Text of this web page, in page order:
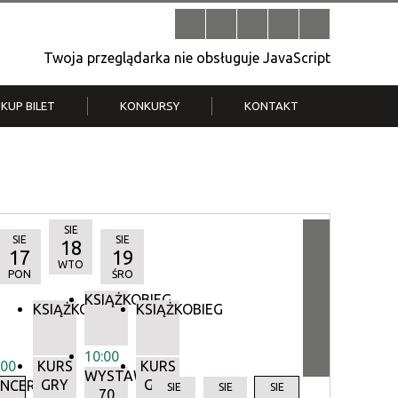
Twoja przeglądarka nie obsługuje JavaScript
KUP BILET KONKURSY KONTAKT
SIE
17
PON
KSIĄŻKOBIEG
KURS
GRY
SIE
18
WTO
KSIĄŻKOBIEG
10:00
WYSTAWA:
70
SIE
19
ŚRO
KSIĄŻKOBIEG
KURS
GRYSIE SIE SIE